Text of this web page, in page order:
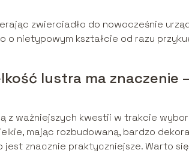
zwierciadło do nowocześnie
o nietypowym kształcie od razu
lustra ma znaczenie
z ważniejszych kwestii w trakcie
mając rozbudowaną, bardzo
jest znacznie praktyczniejsze. Warto